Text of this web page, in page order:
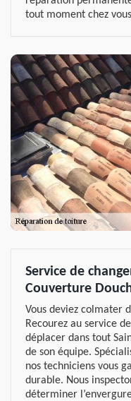
tout moment chez
Service de
Couverture
Vous deviez colmater
Recourez au service
déplacer dans tout
de son équipe.
nos techniciens vous
durable. Nous
déterminer